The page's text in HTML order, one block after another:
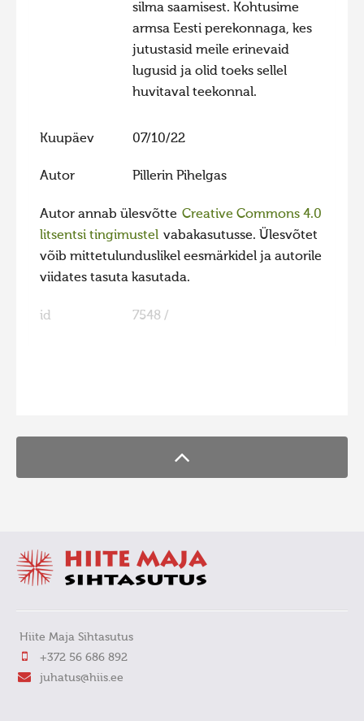
silma saamisest. Kohtusime
armsa Eesti perekonnaga, kes
jutustasid meile erinevaid
lugusid ja olid toeks sellel
huvitaval teekonnal.
Kuupäev 07/10/22
Autor Pillerin Pihelgas
Autor annab ülesvõtte Creative Commons 4.0
litsentsi tingimustel vabakasutusse. Ülesvõtet
võib mittetulunduslikel eesmärkidel ja autorile
viidates tasuta kasutada.
id 7548 /
Hiite Maja Sihtasutus
+372 56 686 892
juhatus@hiis.ee